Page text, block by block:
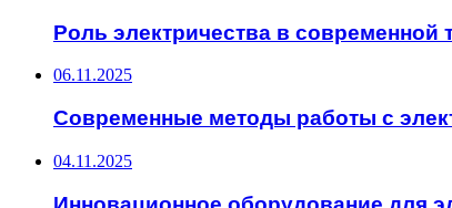
Роль электричества в современной
06.11.2025
Современные методы работы с
04.11.2025